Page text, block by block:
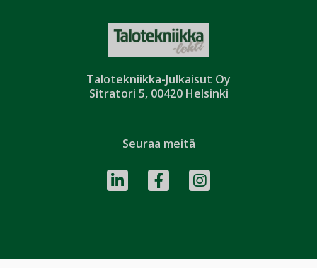
Talotekniikka-Julkaisut Oy
Sitratori 5, 00420 Helsinki
Seuraa meitä